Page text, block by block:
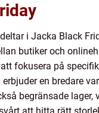
i Jacka Black
butiker och
fokusera på
en bredare
begränsade lager,